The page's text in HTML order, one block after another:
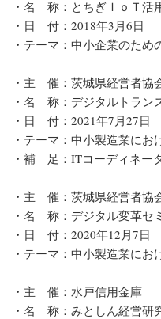
・名 称：とちぎＩｏＴ活
・日 付：2018年3月6日
・テーマ：中小企業のため
・主 催：茨城県経営者協
・名 称：デジタルトラン
・日 付：2021年7月27日
・テーマ：中小製造業に
・補 足：ITコーディネー
・主 催：茨城県経営者協
・名 称：デジタル変革セ
・日 付：2020年12月7日
・テーマ：中小製造業に
・主 催：水戸信用金庫
・名 称：みとしん経営研